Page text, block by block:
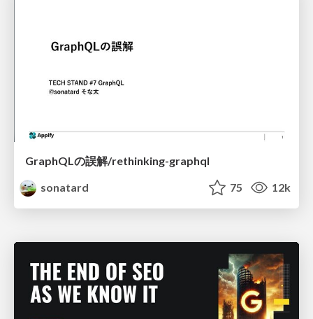
GraphQLの誤解/rethinking-graphql
sonatard
75 12k